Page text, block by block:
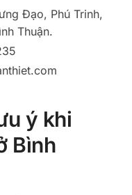
Đạo, Phú Trinh,
Thuận.
ý khi
Bình